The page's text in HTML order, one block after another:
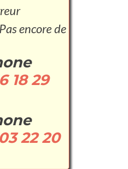
encore de
18 29
03 22 20